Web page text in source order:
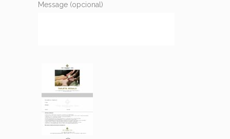
Message (opcional)